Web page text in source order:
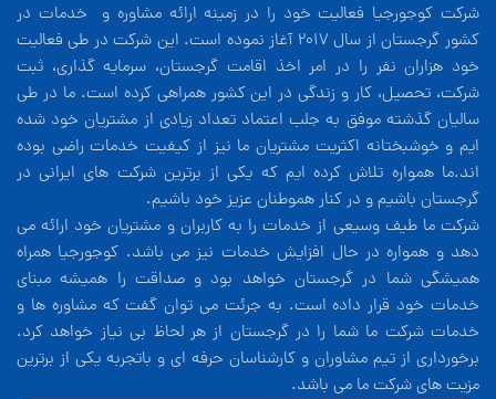
شرکت کوجورجیا فعالیت خود را در زمینه ارائه مشاوره و خدمات در
کشور گرجستان از سال 2017 آغاز نموده است. این شرکت در طی فعالیت
خود هزاران نفر را در امر اخذ اقامت گرجستان، سرمایه گذاری، ثبت
شرکت، تحصیل، کار و زندگی در این کشور همراهی کرده است. ما در طی
سالیان گذشته موفق به جلب اعتماد تعداد زیادی از مشتریان خود شده
ایم و خوشبختانه اکثریت مشتریان ما نیز از کیفیت خدمات راضی بوده
اند.ما همواره تلاش کرده ایم که یکی از برترین شرکت های ایرانی در
گرجستان باشیم و در کنار هموطنان عزیز خود باشیم.
شرکت ما طیف وسیعی از خدمات را به کاربران و مشتریان خود ارائه می
دهد و همواره در حال افزایش خدمات نیز می باشد. کوجورجیا همراه
همیشگی شما در گرجستان خواهد بود و صداقت را همیشه مبنای
خدمات خود قرار داده است. به جرئت می توان گفت که مشاوره ها و
خدمات شرکت ما شما را در گرجستان از هر لحاظ بی نیاز خواهد کرد.
برخورداری از تیم مشاوران و کارشناسان حرفه ای و باتجربه یکی از برترین
مزیت های شرکت ما می باشد.